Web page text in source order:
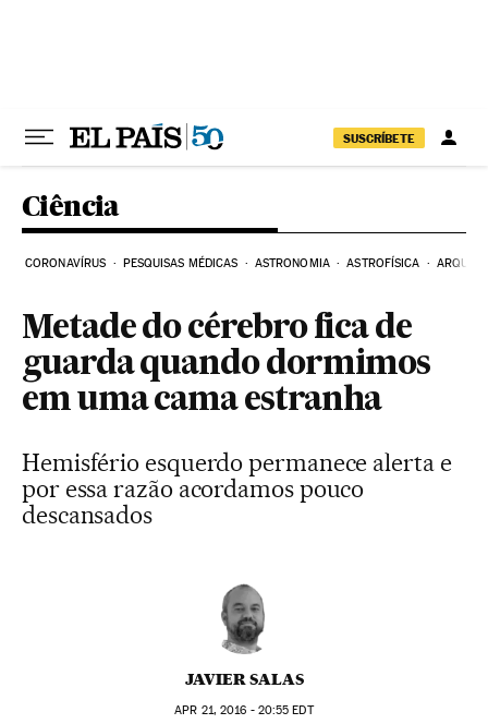
SUSCRÍBETE
Ciência
CORONAVÍRUS PESQUISAS MÉDICAS ASTRONOMIA ASTROFÍSICA
Metade do cérebro fica de
guarda quando dormimos
em uma cama estranha
Hemisfério esquerdo permanece alerta e
por essa razão acordamos pouco
descansados
JAVIER SALAS
APR 21, 2016 - 20:55 EDT